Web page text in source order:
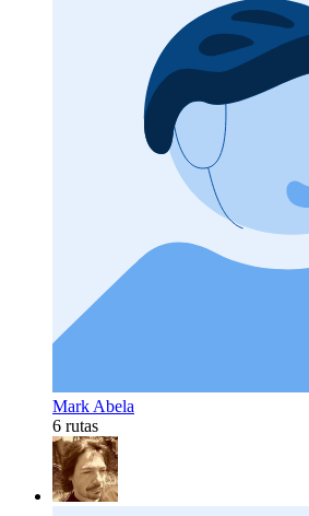
Mark Abela
6 rutas